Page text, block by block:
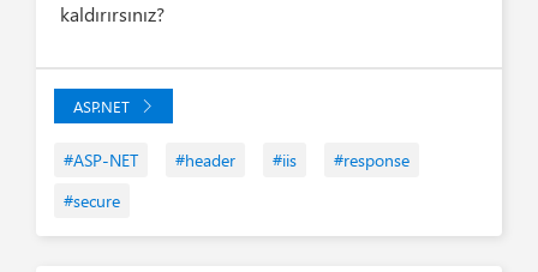
kaldırırsınız?
ASP.NET
#ASP-NET #header #iis
#response
#secure